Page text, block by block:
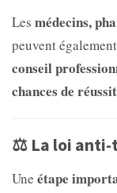
Les médecins,
peuvent
conseil
chances de
⚖️ La loi anti-
Une étape